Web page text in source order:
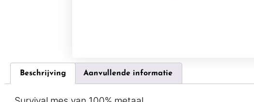
Beschrijving Aanvullende informatie